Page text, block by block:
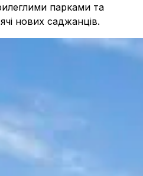
парками та
нових саджанців.